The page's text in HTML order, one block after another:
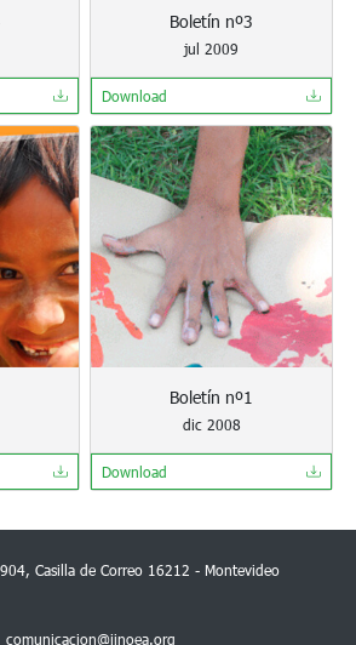
Boletín nº3
jul 2009
Download
Boletín nº1
dic 2008
Download
Casilla de Correo 16212 - Montevideo
comunicacion@iinoea.org